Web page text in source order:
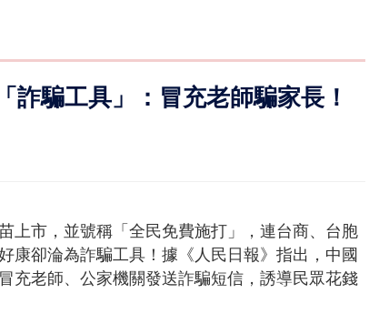
速 拄拐杖後竟能蹦蹦跳跳
實彈演練！ 中國藉颱風侵台...
詐騙工具」：冒充老師騙家長！
上市，並號稱「全民免費施打」，連台商、台胞
康卻淪為詐騙工具！據《人民日報》指出，中國
充老師、公家機關發送詐騙短信，誘導民眾花錢